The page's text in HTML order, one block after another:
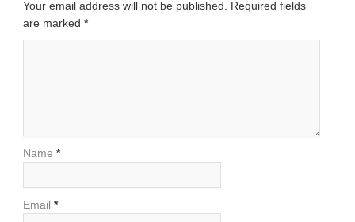
Your email address will not be published. Required fields
are marked *
Name *
Email *